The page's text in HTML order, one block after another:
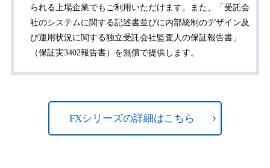
られる上場企業でもご利用いただけます。また、「受託会
社のシステムに関する記述書並びに内部統制のデザイン及
び運用状況に関する独立受託会社監査人の保証報告書」
（保証実3402報告書）を無償で提供します。
FXシリーズの詳細はこちら